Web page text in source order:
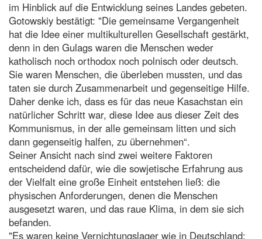
im Hinblick auf die Entwicklung seines Landes gebeten.
Gotowskiy bestätigt: "Die gemeinsame Vergangenheit
hat die Idee einer multikulturellen Gesellschaft gestärkt,
denn in den Gulags waren die Menschen weder
katholisch noch orthodox noch polnisch oder deutsch.
Sie waren Menschen, die überleben mussten, und das
taten sie durch Zusammenarbeit und gegenseitige Hilfe.
Daher denke ich, dass es für das neue Kasachstan ein
natürlicher Schritt war, diese Idee aus dieser Zeit des
Kommunismus, in der alle gemeinsam litten und sich
dann gegenseitig halfen, zu übernehmen“.
Seiner Ansicht nach sind zwei weitere Faktoren
entscheidend dafür, wie die sowjetische Erfahrung aus
der Vielfalt eine große Einheit entstehen ließ: die
physischen Anforderungen, denen die Menschen
ausgesetzt waren, und das raue Klima, in dem sie sich
befanden.
"Es waren keine Vernichtungslager wie in Deutschland;